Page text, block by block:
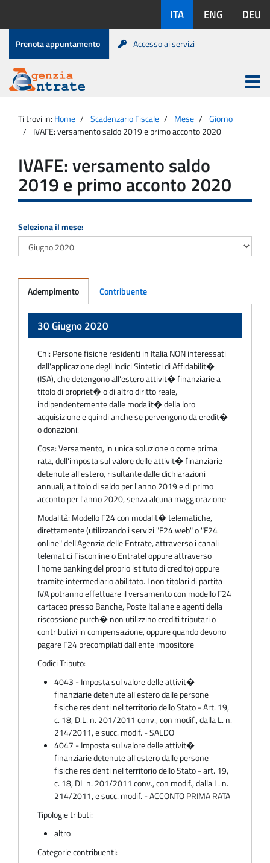
contenuto
disponibili:
ITA ENG DEU
Menu
di
servizio
Prenota appuntamento Accesso ai servizi
Agenzia
Entrate
Apri
menu
principale
Ti trovi in: Home Scadenzario Fiscale Mese
Giorno
IVAFE: versamento saldo 2019 e primo acconto 2020
IVAFE: versamento saldo
2019 e primo acconto 2020
Seleziona il mese:
Adempimento Contribuente
30 Giugno 2020
Chi: Persone fisiche residenti in Italia NON interessati
dall'applicazione degli Indici Sintetici di Affidabilit�
(ISA), che detengono all'estero attivit� finanziarie a
titolo di propriet� o di altro diritto reale,
indipendentemente dalle modalit� della loro
acquisizione e quindi anche se pervengono da eredit�
o donazioni.
Cosa:Versamento, in unica soluzione o come prima
rata, dell'imposta sul valore delle attivit� finanziarie
detenute all'estero, risultante dalle dichiarazioni
annuali, a titolo di saldo per l'anno 2019 e di primo
acconto per l'anno 2020, senza alcuna maggiorazione
Modalità: Modello F24 con modalit� telematiche,
direttamente (utilizzando i servizi "F24 web" o "F24
online" dell'Agenzia delle Entrate, attraverso i canali
telematici Fisconline o Entratel oppure attraverso
l'home banking del proprio istituto di credito) oppure
tramite intermediario abilitato. I non titolari di partita
IVA potranno effettuare il versamento con modello F24
cartaceo presso Banche, Poste Italiane e agenti della
riscossione purch� non utilizzino crediti tributari o
contributivi in compensazione, oppure quando devono
pagare F24 precompilati dall'ente impositore
Codici Tributo:
4043 - Imposta sul valore delle attivit�
finanziarie detenute all'estero dalle persone
fisiche residenti nel territorio dello Stato - Art. 19,
c. 18, D.L. n. 201/2011 conv., con modif., dalla L. n.
214/2011, e succ. modif. - SALDO
4047 - Imposta sul valore delle attivit�
finanziarie detenute all'estero dalle persone
fisiche residenti nel territorio dello Stato - art. 19,
c. 18, DL n. 201/2011 conv., con modif., dalla L. n.
214/2011, e succ. modif. - ACCONTO PRIMA RATA
Tipologie tributi:
altro
Categorie contribuenti: